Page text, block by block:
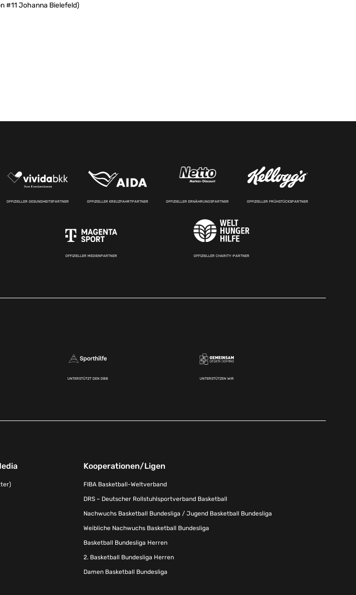
#11 Johanna Bielefeld)
OFFIZIELLER GESUNDHEITSPARTNER OFFIZIELLER KREUZFAHRTPARTNER OFFIZIELLER ERNÄHRUNGSPARTNER OFFIZIELLER FRÜHSTÜCKSPARTNER
OFFIZIELLER MEDIENPARTNER OFFIZIELLER CHARITY-PARTNER
UNTERSTÜTZT DEN DBB UNTERSTÜTZEN WIR
Kooperationen/Ligen
FIBA Basketball-Weltverband
DRS – Deutscher Rollstuhlsportverband Basketball
Nachwuchs Basketball Bundesliga / Jugend Basketball Bundesliga
Weibliche Nachwuchs Basketball Bundesliga
Basketball Bundesliga Herren
2. Basketball Bundesliga Herren
Damen Basketball Bundesliga